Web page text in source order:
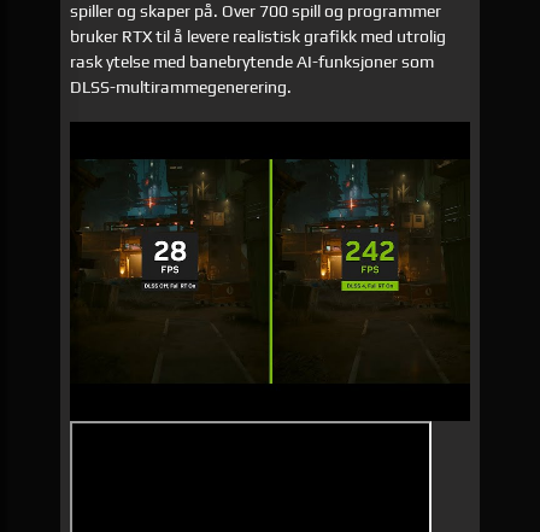
spiller og skaper på. Over 700 spill og programmer
bruker RTX til å levere realistisk grafikk med utrolig
rask ytelse med banebrytende AI-funksjoner som
DLSS-multirammegenerering.